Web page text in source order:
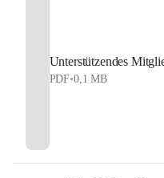
Unterstützendes
PDF•0,1 MB